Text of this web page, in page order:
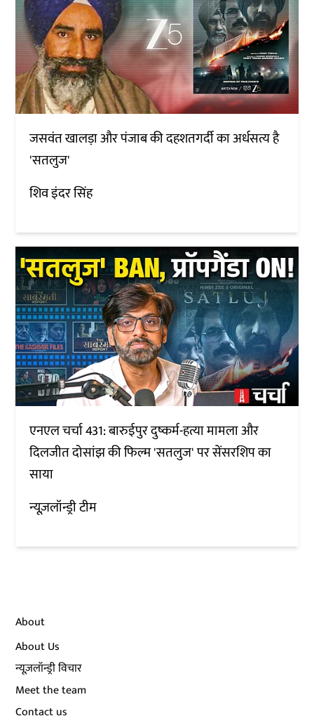
जसवंत खालड़ा और पंजाब की दहशतगर्दी का अर्धसत्य है
'सतलुज'
शिव इंदर सिंह
एनएल चर्चा 431: बारुईपुर दुष्कर्म-हत्या मामला और
दिलजीत दोसांझ की फिल्म 'सतलुज' पर सेंसरशिप का
साया
न्यूज़लॉन्ड्री टीम
About
About Us
न्यूज़लॉन्ड्री विचार
Meet the team
Contact us